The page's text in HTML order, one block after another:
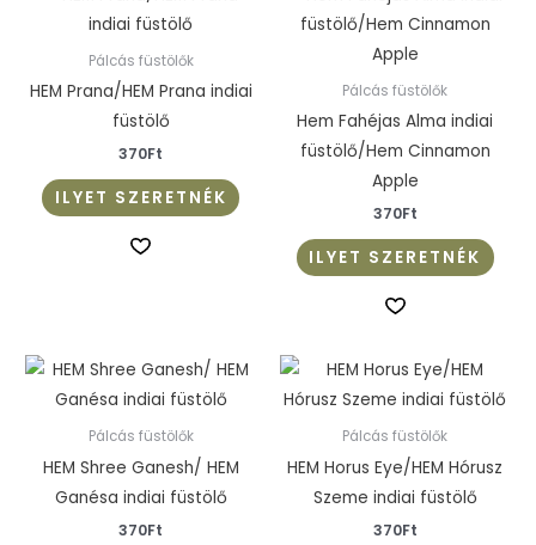
Pálcás füstölők
HEM Prana/HEM Prana indiai
füstölő
370Ft
ILYET SZERETNÉK
Pálcás füstölők
Hem Fahéjas Alma indiai
füstölő/Hem Cinnamon
Apple
370Ft
ILYET SZERETNÉK
Pálcás füstölők
HEM Shree Ganesh/ HEM
Ganésa indiai füstölő
370Ft
Pálcás füstölők
HEM Horus Eye/HEM Hórusz
Szeme indiai füstölő
370Ft